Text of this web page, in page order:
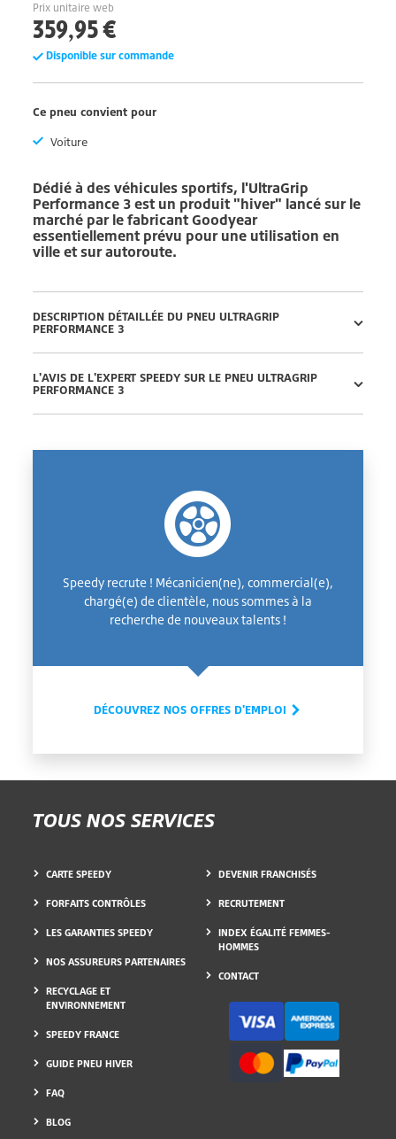
Prix unitaire web
359,95 €
Disponible sur commande
Ce pneu convient pour
Voiture
Dédié à des véhicules sportifs, l'UltraGrip
Performance 3 est un produit "hiver" lancé sur le
marché par le fabricantGoodyear
essentiellement prévu pour une utilisation en
ville et sur autoroute.
DESCRIPTION DÉTAILLÉE DU PNEU ULTRAGRIP
PERFORMANCE 3
L'AVIS DE L'EXPERT SPEEDY SUR LE PNEU ULTRAGRIP
PERFORMANCE 3
Speedy recrute ! Mécanicien(ne), commercial(e),
chargé(e) de clientèle, nous sommes à la
recherche de nouveaux talents !
DÉCOUVREZ NOS OFFRES D'EMPLOI
TOUS NOS SERVICES
CARTE SPEEDY
FORFAITS CONTRÔLES
LES GARANTIES SPEEDY
NOS ASSUREURS PARTENAIRES
RECYCLAGE ET
ENVIRONNEMENT
SPEEDY FRANCE
GUIDE PNEU HIVER
FAQ
BLOG
DEVENIR FRANCHISÉS
RECRUTEMENT
INDEX ÉGALITÉ FEMMES-
HOMMES
CONTACT